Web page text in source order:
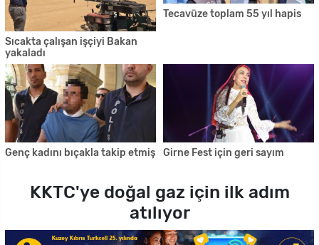
Sıcakta çalışan işçiyi Bakan
yakaladı
Tecavüze toplam 55 yıl hapis
Genç kadını bıçakla takip etmiş Girne Fest için geri sayım
KKTC'ye doğal gaz için ilk adım
atılıyor